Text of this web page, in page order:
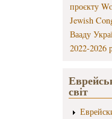
проєкту
Jewish
Вааду
2022-2026
світ